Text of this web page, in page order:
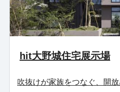
hit大野城住宅展示場
吹抜けが家族をつなぐ、開